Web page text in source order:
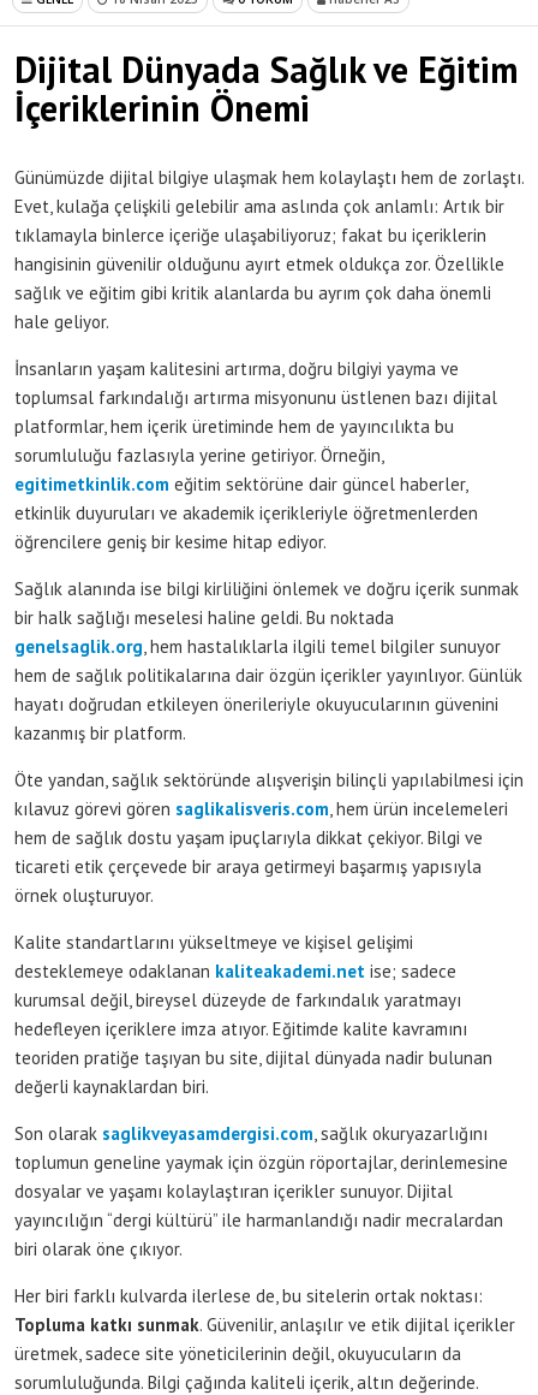
Dijital Dünyada Sağlık ve Eğitim
İçeriklerinin Önemi
Günümüzde dijital bilgiye ulaşmak hem kolaylaştı hem de zorlaştı.
Evet, kulağa çelişkili gelebilir ama aslında çok anlamlı: Artık bir
tıklamayla binlerce içeriğe ulaşabiliyoruz; fakat bu içeriklerin
hangisinin güvenilir olduğunu ayırt etmek oldukça zor. Özellikle
sağlık ve eğitim gibi kritik alanlarda bu ayrım çok daha önemli
hale geliyor.
İnsanların yaşam kalitesini artırma, doğru bilgiyi yayma ve
toplumsal farkındalığı artırma misyonunu üstlenen bazı dijital
platformlar, hem içerik üretiminde hem de yayıncılıkta bu
sorumluluğu fazlasıyla yerine getiriyor. Örneğin,
egitimetkinlik.com eğitim sektörüne dair güncel haberler,
etkinlik duyuruları ve akademik içerikleriyle öğretmenlerden
öğrencilere geniş bir kesime hitap ediyor.
Sağlık alanında ise bilgi kirliliğini önlemek ve doğru içerik sunmak
bir halk sağlığı meselesi haline geldi. Bu noktada
genelsaglik.org , hem hastalıklarla ilgili temel bilgiler sunuyor
hem de sağlık politikalarına dair özgün içerikler yayınlıyor. Günlük
hayatı doğrudan etkileyen önerileriyle okuyucularının güvenini
kazanmış bir platform.
Öte yandan, sağlık sektöründe alışverişin bilinçli yapılabilmesi için
kılavuz görevi gören saglikalisveris.com , hem ürün incelemeleri
hem de sağlık dostu yaşam ipuçlarıyla dikkat çekiyor. Bilgi ve
ticareti etik çerçevede bir araya getirmeyi başarmış yapısıyla
örnek oluşturuyor.
Kalite standartlarını yükseltmeye ve kişisel gelişimi
desteklemeye odaklanan kaliteakademi.net ise; sadece
kurumsal değil, bireysel düzeyde de farkındalık yaratmayı
hedefleyen içeriklere imza atıyor. Eğitimde kalite kavramını
teoriden pratiğe taşıyan bu site, dijital dünyada nadir bulunan
değerli kaynaklardan biri.
Son olarak saglikveyasamdergisi.com , sağlık okuryazarlığını
toplumun geneline yaymak için özgün röportajlar, derinlemesine
dosyalar ve yaşamı kolaylaştıran içerikler sunuyor. Dijital
yayıncılığın “dergi kültürü” ile harmanlandığı nadir mecralardan
biri olarak öne çıkıyor.
Her biri farklı kulvarda ilerlese de, bu sitelerin ortak noktası:
Topluma katkı sunmak. Güvenilir, anlaşılır ve etik dijital içerikler
üretmek, sadece site yöneticilerinin değil, okuyucuların da
sorumluluğunda. Bilgi çağında kaliteli içerik, altın değerinde.